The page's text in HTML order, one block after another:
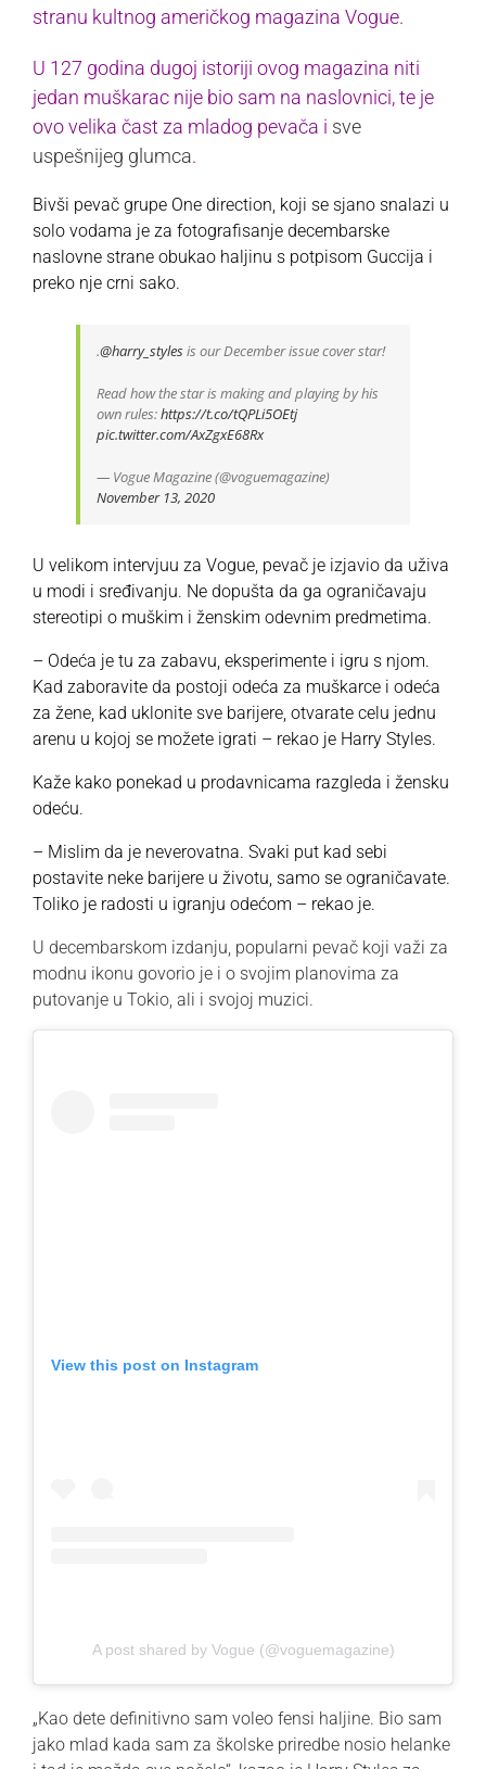
stranu kultnog američkog magazina Vogue.
U 127 godina dugoj istoriji ovog magazina niti
jedan muškarac nije bio sam na naslovnici, te je
ovo velika čast za mladog pevača i sve
uspešnijeg glumca.
Bivši pevač grupe One direction, koji se sjano snalazi u
solo vodama je za fotografisanje decembarske
naslovne strane obukao haljinu s potpisom Guccija i
preko nje crni sako.
.@harry_stylesis our December issue cover star!
Read how the star is making and playing by his
own rules:https://t.co/tQPLi5OEtj
pic.twitter.com/AxZgxE68Rx
— Vogue Magazine (@voguemagazine)
November 13, 2020
U velikom intervjuu za Vogue, pevač je izjavio da uživa
u modi i sređivanju. Ne dopušta da ga ograničavaju
stereotipi o muškim i ženskim odevnim predmetima.
– Odeća je tu za zabavu, eksperimente i igru s njom.
Kad zaboravite da postoji odeća za muškarce i odeća
za žene, kad uklonite sve barijere, otvarate celu jednu
arenu u kojoj se možete igrati – rekao je Harry Styles.
Kaže kako ponekad u prodavnicama razgleda i žensku
odeću.
– Mislim da je neverovatna. Svaki put kad sebi
postavite neke barijere u životu, samo se ograničavate.
Toliko je radosti u igranju odećom – rekao je.
U decembarskom izdanju, popularni pevač koji važi za
modnu ikonu govorio je i o svojim planovima za
putovanje u Tokio, ali i svojoj muzici.
View this post on Instagram
A post shared by Vogue (@voguemagazine)
„Kao dete definitivno sam voleo fensi haljine. Bio sam
jako mlad kada sam za školske priredbe nosio helanke